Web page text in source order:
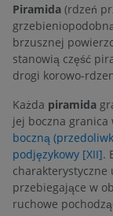
Piramida (rdzeń
brzusznej
stanowią część
drogi korowo-
Każda piramida
jej boczna granica
boczną
podjęzykowy [XII].
przebiegające w
ruchowe